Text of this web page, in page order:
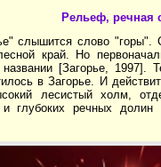
Рельеф, речная
слышится слово
край. Но
названии [Загорье,
в Загорье. И
лесистый холм,
глубоких речных долин